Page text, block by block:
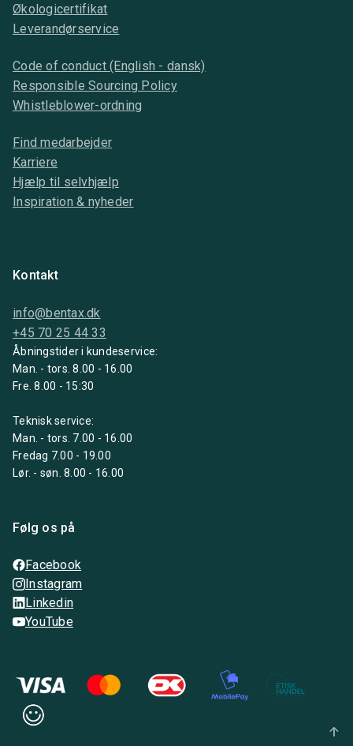
Økologicertifikat
Leverandørservice
Code of conduct (English - dansk)
Responsible Sourcing Policy
Whistleblower-ordning
Find medarbejder
Karriere
Hjælp til selvhjælp
Inspiration & nyheder
Kontakt
info@bentax.dk
+45 70 25 44 33
Åbningstider i kundeservice:
Man. - tors. 8.00 - 16.00
Fre. 8.00 - 15:30
Teknisk service:
Man. - tors. 7.00 - 16.00
Fredag 7.00 - 19.00
Lør. - søn. 8.00 - 16.00
Følg os på
Facebook
Instagram
Linkedin
YouTube
arrow_upward_alt